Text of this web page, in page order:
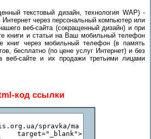
текстовый дизайн, технология WAP) -
через персональный компьютер или
веб-сайта (сокращенный дизайн) и при
книги и статьи на Ваш мобильный телефон
книг через мобильный телефон (в память
бесплатно (по цене услуг Интернет) и без
сайте и их продажи третьими лицами
код ссылки